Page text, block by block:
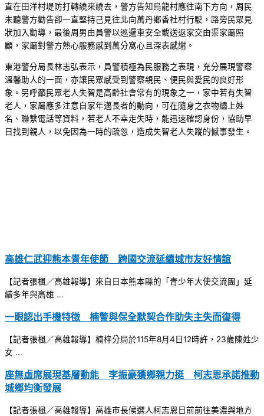
直在田洋村堤防打轉繞來繞去，警方告知烏龍村應往南下方向，周民
未聽警方勸告卻一直堅持己見往北向萬丹鄉香社村行駛，路旁民眾見
狀加入勸導，最後周男由員警以巡邏車安全載送返家交由渠家屬照
顧，家屬對警方熱心服務感到萬分窩心且深表感謝。
東港警分局長林志弘表示，員警積極為民服務之表現，充分展現警察
溫馨助人的一面，亦讓民眾感受到警察親民、便民與愛民的良好形
象。另呼籲民眾老人失智是高齡社會常有的現象之一，家中若有失智
老人，家屬應多注意自家年邁長者的動向，可在隨身之衣物繡上姓
名、聯繫電話等資料，若老人不幸走失時，能迅速確認身份，協助早
日找到親人，以免因為一時的疏忽，造成失智老人失蹤的憾事發生。
高雄仁武迎熊本青年使節 跨國交流延續城市友好情誼
【記者張楓／高雄報導】來自日本熊本縣的「青少年大使交流團」延
續多年與高雄 ...
一眼認出手機特徵 楠警與保全默契合作助失主失而復得
【記者張楓／高雄報導】楠梓分局於115年8月4日12時許，23歲陳姓少
女 ...
座無虛席展現基層動能 李振豪獲鄉親力挺 柯志恩承諾推動
城鄉均衡發展
【記者張楓／高雄報導】高雄市長候選人柯志恩日前前往美濃與地方